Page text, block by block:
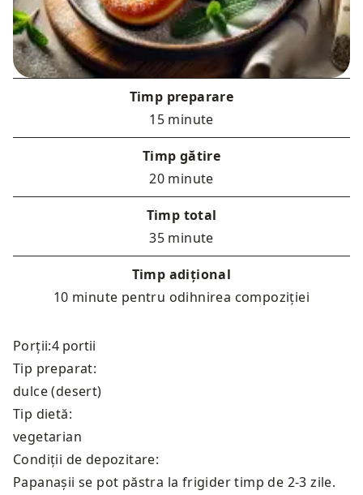
Timp preparare
15 minute
Timp gătire
20 minute
Timp total
35 minute
Timp adițional
10 minute pentru odihnirea compoziției
Porții:
Tip preparat:
dulce (desert)
Tip dietă:
vegetarian
Condiții de depozitare:
Papanașii se pot păstra la frigider timp de 2-3 zile.